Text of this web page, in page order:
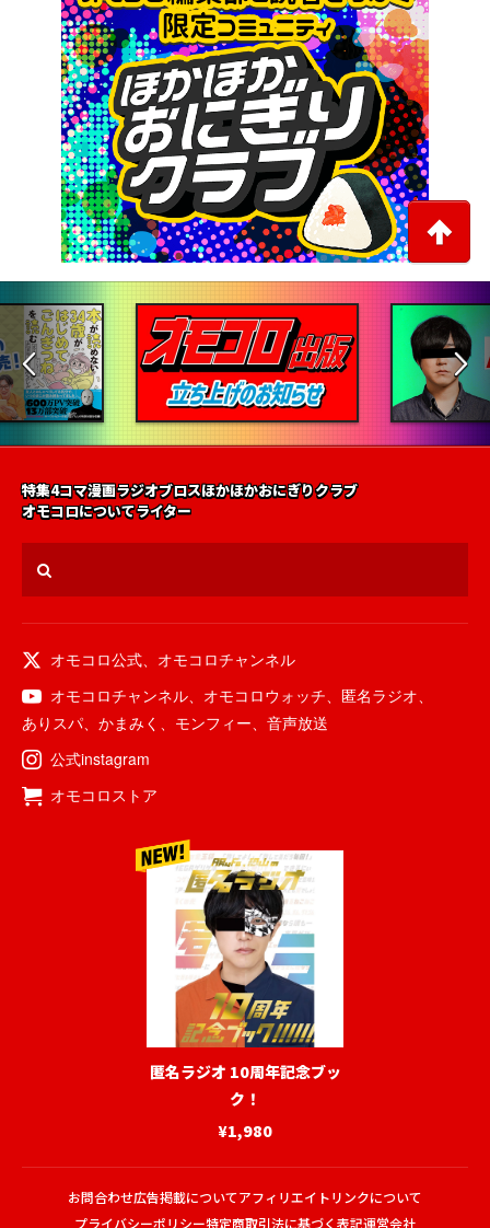
特集4コマ漫画ラジオブロスほかほかおにぎりクラブ
オモコロについてライター
オモコロ公式、 オモコロチャンネル
オモコロチャンネル、 オモコロウォッチ、 匿名ラジオ、
ありスパ、 かまみく 、 モンフィー、 音声放送
公式instagram
オモコロストア
匿名ラジオ 10周年記念ブッ
ク！
¥1,980
お問合わせ広告掲載についてアフィリエイトリンクについて
プライバシーポリシー特定商取引法に基づく表記運営会社